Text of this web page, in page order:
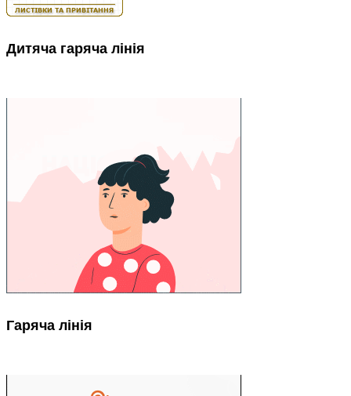
Дитяча гаряча лінія
Гаряча лінія